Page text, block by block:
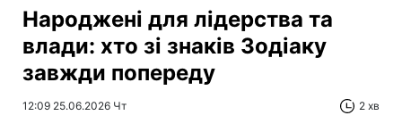
Народжені для лідерства та
влади: хто зі знаків Зодіаку
завжди попереду
12:09 25.06.2026 Чт 2 хв